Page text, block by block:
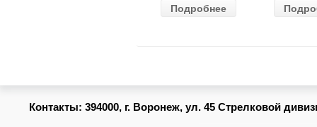
(MANN) W
Подробнее
Контакты: 394000, г. Воронеж, ул. 45 Стрелковой